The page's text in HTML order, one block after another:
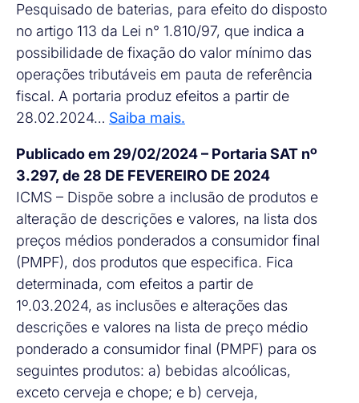
Pesquisado de baterias, para efeito do disposto
no artigo 113 da Lei n° 1.810/97, que indica a
possibilidade de fixação do valor mínimo das
operações tributáveis em pauta de referência
fiscal. A portaria produz efeitos a partir de
28.02.2024… Saiba mais.
Publicado em 29/02/2024 – Portaria SAT nº
3.297, de 28 DE FEVEREIRO DE 2024
ICMS – Dispõe sobre a inclusão de produtos e
alteração de descrições e valores, na lista dos
preços médios ponderados a consumidor final
(PMPF), dos produtos que especifica. Fica
determinada, com efeitos a partir de
1º.03.2024, as inclusões e alterações das
descrições e valores na lista de preço médio
ponderado a consumidor final (PMPF) para os
seguintes produtos: a) bebidas alcoólicas,
exceto cerveja e chope; e b) cerveja,